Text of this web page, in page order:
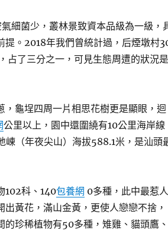
細菌少，叢林景致資本品級為一級，
提。2018年我們曾統計過，后煙墩村
占了三分之一，可見生態周遭的狀況是
龜埕四周一片相思花樹更是顯眼，迴
公里以上，園中還圍繞有10公里海岸線
崠（年夜尖山）海拔588.1米，是汕頭
102科、140包養網 0多種，此中最惹人
黃花，滿山金黃，更使人戀戀不捨，
珍稀植物有50多種，雉雞、貓頭鷹、